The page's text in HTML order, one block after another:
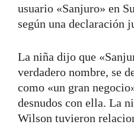
usuario «Sanjuro» en
según una declaración
La niña dijo que
verdadero nombre, se
como «un gran
desnudos con ella. La
Wilson tuvieron